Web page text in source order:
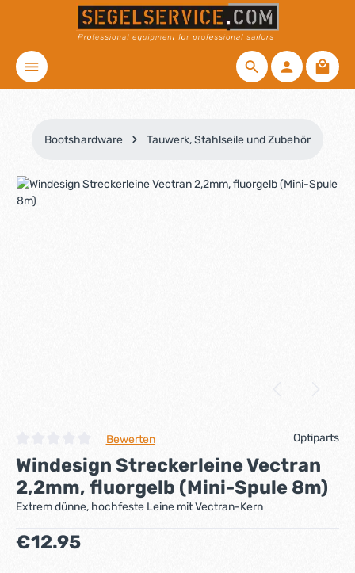
Zum Hauptinhalt springen
Bootshardware Tauwerk, Stahlseile und Zubehör
Bildergalerie überspringen
Durchschnittliche Bewertung von 0 von 5 Sternen
Bewerten Optiparts
Windesign Streckerleine Vectran
2,2mm, fluorgelb (Mini-Spule 8m)
Extrem dünne, hochfeste Leine mit Vectran-Kern
Regulärer Preis:
€12.95